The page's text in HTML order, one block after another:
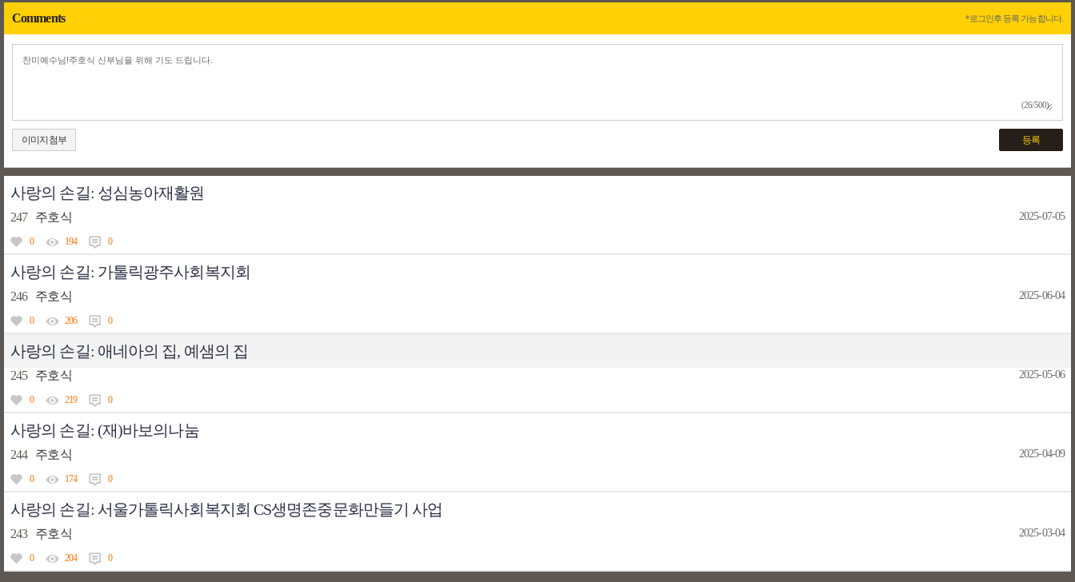
Comments *로그인후 등록 가능합니다.
(26/500)
이미지첨부 등록
사랑의 손길: 성심농아재활원
247 주호식 2025-07-05
0 194 0
사랑의 손길: 가톨릭광주사회복지회
246 주호식 2025-06-04
0 206 0
사랑의 손길: 애네아의 집, 예샘의 집
245 주호식 2025-05-06
0 219 0
사랑의 손길: (재)바보의나눔
244 주호식 2025-04-09
0 174 0
사랑의 손길: 서울가톨릭사회복지회 CS생명존중문화만들기 사업
243 주호식 2025-03-04
0 204 0